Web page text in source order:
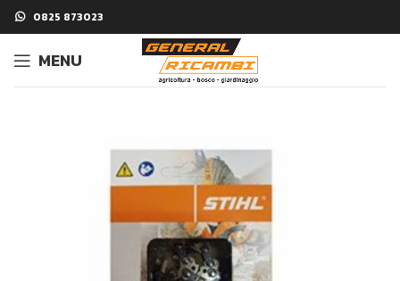
0825 873023
MENU